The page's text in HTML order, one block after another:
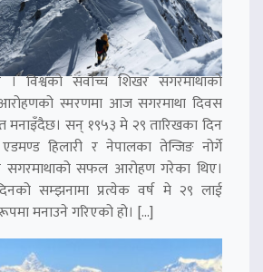
विश्वको सर्वोच्च शिखर सगरमाथाको
स्मरणमा आज सगरमाथा दिवस
मनाइँदैछ। सन् १९५३ मे २९ तारिखका दिन
हिलारी र नेपालका तेन्जिङ नोर्गे
सगरमाथाको सफल आरोहण गरेका थिए।
सम्झनामा प्रत्येक वर्ष मे २९ लाई
मनाउने गरिएको हो। […]